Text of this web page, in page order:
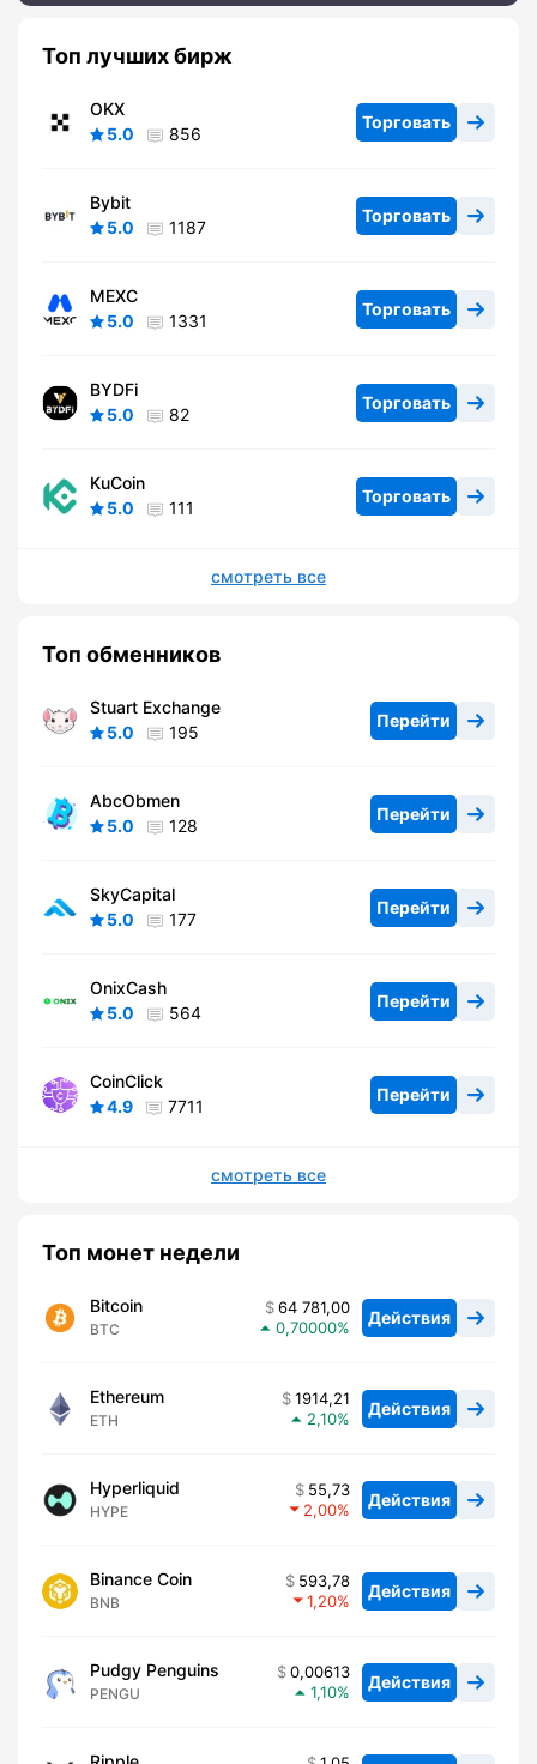
Топ лучших бирж
OKX
5.0
856
Торговать
Bybit
5.0
1187
Торговать
MEXC
5.0
1331
Торговать
BYDFi
5.0
82
Торговать
KuCoin
5.0
111
Торговать
смотреть все
Топ обменников
Stuart Exchange
5.0
195
Перейти
AbcObmen
5.0
128
Перейти
SkyCapital
5.0
177
Перейти
OnixCash
5.0
564
Перейти
CoinClick
4.9
7711
Перейти
смотреть все
Топ монет недели
Bitcoin
BTC
64 781,00
0,70000
Действия
Ethereum
ETH
1914,21
2,10
Действия
Hyperliquid
HYPE
55,73
2,00
Действия
Binance Coin
BNB
593,78
1,20
Действия
Pudgy Penguins
PENGU
0,00613
1,10
Действия